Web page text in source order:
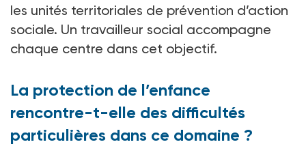
les unités territoriales de prévention d’action
sociale. Un travailleur social accompagne
chaque centre dans cet objectif.
La protection de l’enfance
rencontre-t-elle des difficultés
particulières dans ce domaine ?